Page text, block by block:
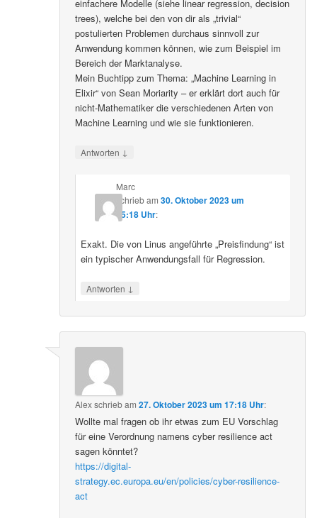
einfachere Modelle (siehe linear regression, decision
trees), welche bei den von dir als „trivial“
postulierten Problemen durchaus sinnvoll zur
Anwendung kommen können, wie zum Beispiel im
Bereich der Marktanalyse.
Mein Buchtipp zum Thema: „Machine Learning in
Elixir“ von Sean Moriarity – er erklärt dort auch für
nicht-Mathematiker die verschiedenen Arten von
Machine Learning und wie sie funktionieren.
Antworten ↓
Marc
schriebam 30. Oktober 2023 um
15:18 Uhr:
Exakt. Die von Linus angeführte „Preisfindung“ ist
ein typischer Anwendungsfall für Regression.
Antworten ↓
Alexschriebam27. Oktober 2023 um 17:18 Uhr:
Wollte mal fragen ob ihr etwas zum EU Vorschlag
für eine Verordnung namens cyber resilience act
sagen könntet?
https://digital-
strategy.ec.europa.eu/en/policies/cyber-resilience-
act